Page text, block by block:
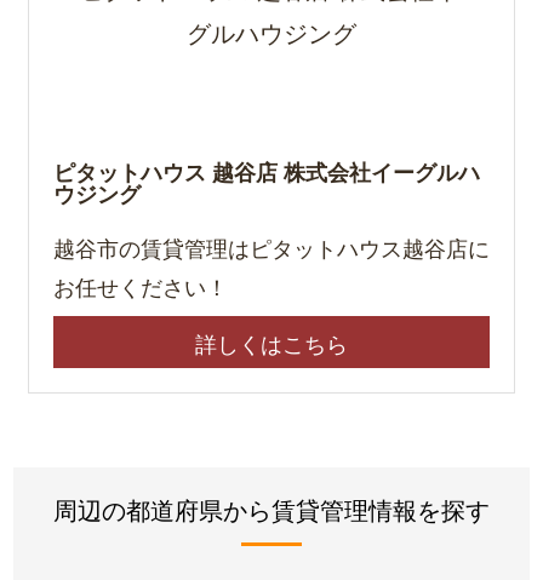
ピタットハウス 越谷店 株式会社イーグルハ
ウジング
越谷市の賃貸管理はピタットハウス越谷店に
お任せください！
詳しくはこちら
周辺の都道府県から賃貸管理情報を探す